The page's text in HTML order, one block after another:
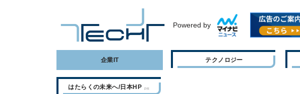
Powered by
企業IT テクノロジー
はたらくの未来へ/日本HP